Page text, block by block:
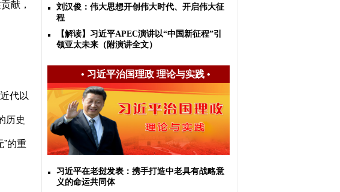
献，
代以
历史
”的重
刘汉俊：伟大思想开创伟大时代、开启伟大征
程
【解读】习近平APEC演讲以“中国新征程”引
领亚太未来（附演讲全文）
• 习近平治国理政 理论与实践•
习近平在老挝发表：携手打造中老具有战略意
义的命运共同体